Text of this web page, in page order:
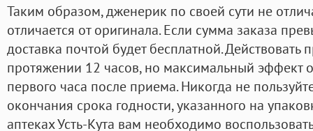
Таким образом, дженерик по своей сути не
отличается от оригинала. Если сумма заказа
доставка почтой будет бесплатной. Действовать
протяжении 12 часов, но максимальный эффект
первого часа после приема. Никогда не
окончания срока годности, указанного на
аптеках Усть-Кута вам необходимо